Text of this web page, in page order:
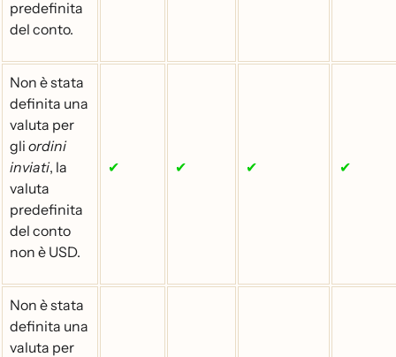
predefinita
del conto.
Non è stata
definita una
valuta per
gli ordini
inviati, la
valuta
predefinita
del conto
non è USD.
✔ ✔ ✔ ✔
Non è stata
definita una
valuta per